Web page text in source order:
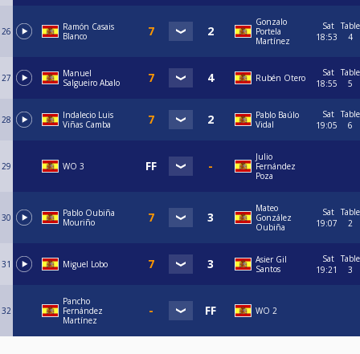
26
Ramón Casais
Blanco
Gonzalo
Portela
Martínez
Sat
18:53
Table
4
27
Manuel
Salgueiro Abalo
Rubén Otero
Sat
18:55
Table
5
28
Indalecio Luis
Viñas Camba
Pablo Baúlo
Vidal
Sat
19:05
Table
6
29 WO 3
Julio
Fernández
Poza
30
Pablo Oubiña
Mouriño
Mateo
González
Oubiña
Sat
19:07
Table
2
31 Miguel Lobo
Asier Gil
Santos
Sat
19:21
Table
3
32
Pancho
Fernández
Martínez
WO 2